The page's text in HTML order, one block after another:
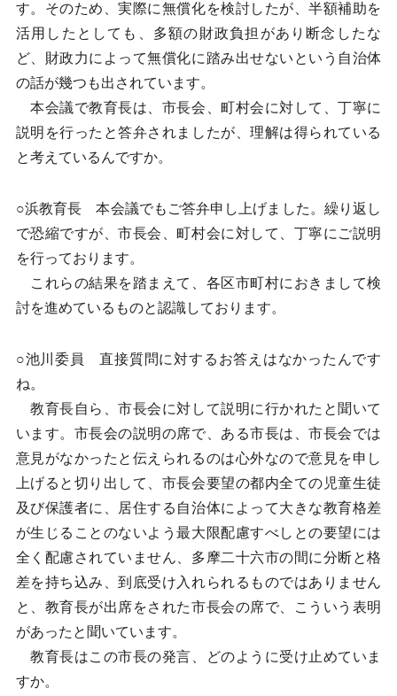
す。そのため、実際に無償化を検討したが、半額補助を
活用したとしても、多額の財政負担があり断念したな
ど、財政力によって無償化に踏み出せないという自治体
の話が幾つも出されています。
本会議で教育長は、市長会、町村会に対して、丁寧に
説明を行ったと答弁されましたが、理解は得られている
と考えているんですか。
○浜教育長 本会議でもご答弁申し上げました。繰り返し
で恐縮ですが、市長会、町村会に対して、丁寧にご説明
を行っております。
これらの結果を踏まえて、各区市町村におきまして検
討を進めているものと認識しております。
○池川委員 直接質問に対するお答えはなかったんです
ね。
教育長自ら、市長会に対して説明に行かれたと聞いて
います。市長会の説明の席で、ある市長は、市長会では
意見がなかったと伝えられるのは心外なので意見を申し
上げると切り出して、市長会要望の都内全ての児童生徒
及び保護者に、居住する自治体によって大きな教育格差
が生じることのないよう最大限配慮すべしとの要望には
全く配慮されていません、多摩二十六市の間に分断と格
差を持ち込み、到底受け入れられるものではありません
と、教育長が出席をされた市長会の席で、こういう表明
があったと聞いています。
教育長はこの市長の発言、どのように受け止めていま
すか。